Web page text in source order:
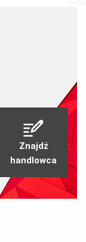
Znajdź
handlowca